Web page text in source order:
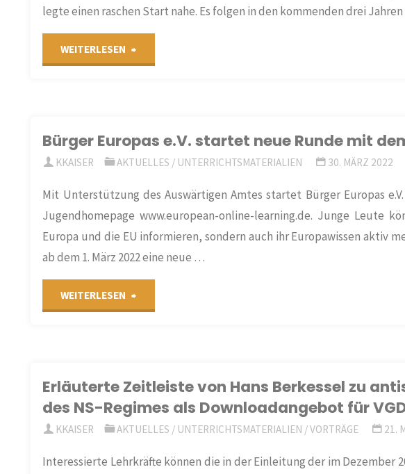
legte einen raschen Start nahe. Es folgen in den kommenden drei
WEITERLESEN
„Offene
mit
neuen
Themenmodulen"
Bürger Europas e.V. startet neue Runde mit
KKAISER AKTUELLES / UNTERRICHTSMATERIALIEN 30. MÄRZ 2022
Mit Unterstützung des Auswärtigen Amtes startet Bürger Europas
Jugendhomepage www.european-online-learning.de. Junge Leute
Europa und die EU informieren, sondern auch ihr Europawissen aktiv
ab dem 1. März 2022 eine neue …
WEITERLESEN
startet
neue
Runde
Erläuterte Zeitleiste von Hans Berkessel zu
des NS-Regimes als Downloadangebot für
KKAISER AKTUELLES / UNTERRICHTSMATERIALIEN /VORTRÄGE 21.
Interessierte Lehrkräfte können die in der Einleitung der im Dezember